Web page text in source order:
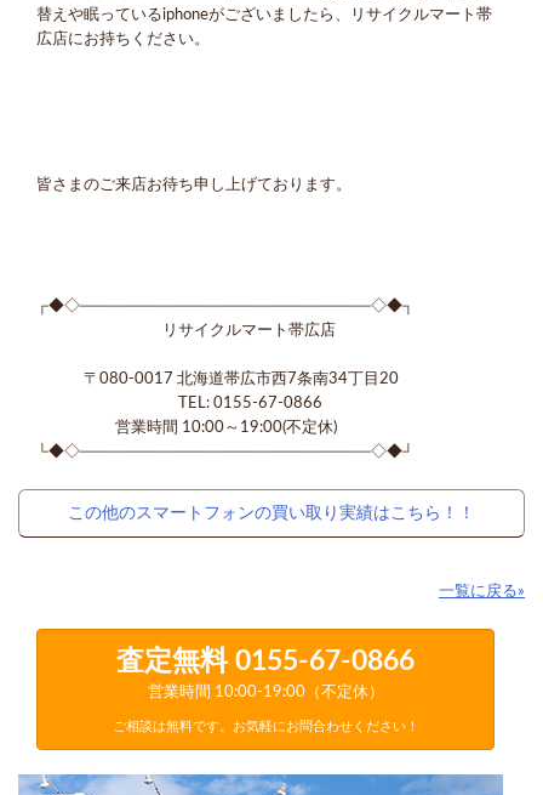
替えや眠っているiphoneがございましたら、リサイクルマート帯
広店にお持ちください。
皆さまのご来店お待ち申し上げております。
┌◆◇────────────────────────◇◆┐
リサイクルマート帯広店
〒080-0017 北海道帯広市西7条南34丁目20
TEL: 0155-67-0866
営業時間 10:00～19:00(不定休)
└◆◇────────────────────────◇◆┘
この他のスマートフォンの買い取り実績はこちら！！
一覧に戻る»
査定無料 0155-67-0866
営業時間 10:00-19:00（不定休）
ご相談は無料です。お気軽にお問合わせください！